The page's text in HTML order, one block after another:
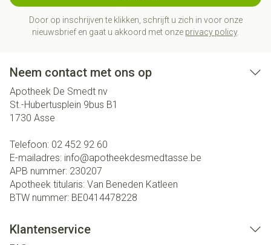
Door op inschrijven te klikken, schrijft u zich in voor onze
nieuwsbrief en gaat u akkoord met onze privacy policy.
Neem contact met ons op
Apotheek De Smedt nv
St.-Hubertusplein 9bus B1
1730 Asse
Telefoon: 02 452 92 60
E-mailadres: info@apotheekdesmedtasse.be
APB nummer: 230207
Apotheek titularis: Van Beneden Katleen
BTW nummer: BE0414478228
Klantenservice